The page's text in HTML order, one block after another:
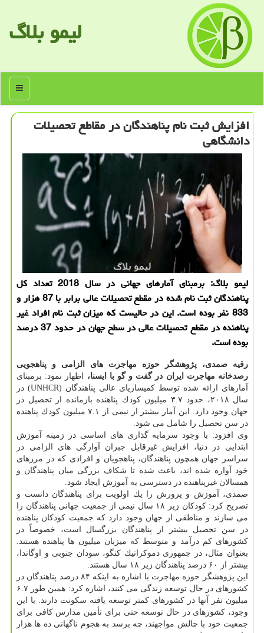
لیمو بلاگ
منو
افزایش ثبت نام پناهندگان در مقاطع تحصیلات
دانشگاهی
لیمو بلاگ: برمبنای آمارهای جهانی در سال 2018 تعداد كل
پناهندگان ثبت نام شده در مقطع تحصیلات عالی برابر با 87 هزار و
833 نفر بوده است. این در حالیست كه میزان ثبت نام افراد غیر
پناهنده در مقطع تحصیلات عالی در سطح جهان در حدود 37 درصد
بوده است.
رقیه صمدی، پژوهشگر حوزه مهاجرت های الزامی و پناهجویی
رصدخانه مهاجرت ایران در گفت و گو با ایسنا،
اظهار نمود: برمبنای
آمارهای ارائه شده توسط كمیساریای عالی پناهندگان (UNHCR) در
سال ۲۰۱۸، حدود ۳.۷ میلیون كودك پناهنده بازمانده از تحصیل در
جهان وجود دارد. این آمار بیشتر از نیمی از ۷.۱ میلیون كودك پناهنده
در سن تحصیل را شامل می شود.
وی افزود: با وجود سرمایه گذاری های اساسی در زمینه آموزش
ابتدایی در دنیا، افزایش غیرقابل جبران آوارگی های الزامی در
سراسر جهان همچون پناهندگان، پناهجویان و افرادی كه در مرزهای
خود آواره شده اند، باعث شده تا شكاف بزرگی میان پناهندگان و
همسالان غیرپناهنده در دسترسی به آموزش ایجاد شود.
صمدی، آموزش و پرورش را یك اولویت برای پناهندگان دانست و
تصریح كرد: كودكان زیر ۱۸ سال نیمی از جمعیت جهانی پناهندگان را
می سازند و مناطقی از جهان وجود دارد كه جمعیت كودكان پناهنده
در سن تحصیل بیشتر از پناهندگان بزرگسال است، خصوصاً در
كشورهای كم درآمد و متوسط كه میزبان میلیون ها پناهنده هستند.
بعنوان مثال، در جمهوری دموكراتیك كنگو، سودان جنوبی و اوگاندا،
بیشتر از ۶۰ درصد پناهندگان زیر ۱۸ سال هستند.
این پژوهشگر حوزه مهاجرت با اشاره به اینكه ۸۴ درصد پناهندگان در
كشورهای در حال توسعه زندگی می كنند، اشاره كرد: همین طور ۶.۷
میلیون نفر آنها در كشورهای كمتر توسعه یافته سكونت دارند. با این
وجود، كشورهای در حال توسعه حتی برای تأمین مدارس كافی برای
جمعیت خود با چالش مواجهند، چه برسد به هجوم ناگهانی ده ها هزار